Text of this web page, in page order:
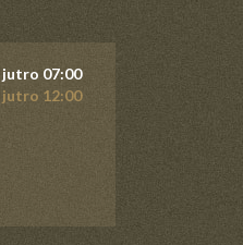
jutro 07:00
jutro 12:00